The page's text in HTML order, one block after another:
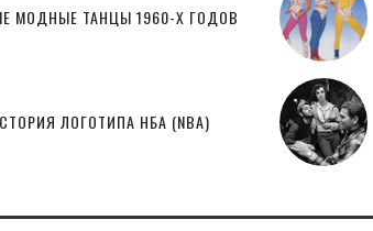
МОДНЫЕ ТАНЦЫ 1960-Х ГОДОВ
ЛОГОТИПА НБА (NBA)